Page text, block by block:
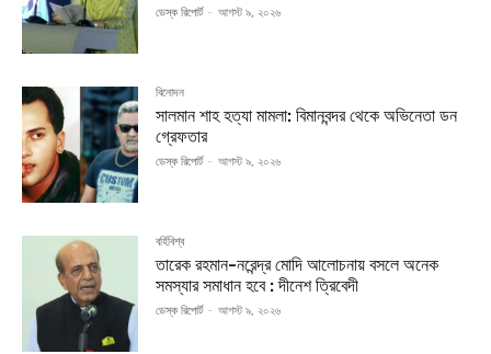
ডেস্ক রিপোর্ট - আগস্ট ৯, ২০২৬
বিনোদন
সালমান শাহ হত্যা মামলা: বিমানবন্দর থেকে অভিনেতা ডন
গ্রেফতার
ডেস্ক রিপোর্ট - আগস্ট ৯, ২০২৬
বর্হিবিশ্ব
তারেক রহমান-নরেন্দ্র মোদি আলোচনায় বসলে অনেক
সমস্যার সমাধান হবে : দীনেশ ত্রিবেদী
ডেস্ক রিপোর্ট - আগস্ট ৯, ২০২৬